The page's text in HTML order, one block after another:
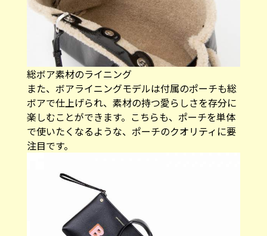
総ボア素材のライニング
また、ボアライニングモデルは付属のポーチも総
ボアで仕上げられ、素材の持つ愛らしさを存分に
楽しむことができます。こちらも、ポーチを単体
で使いたくなるような、ポーチのクオリティに要
注目です。